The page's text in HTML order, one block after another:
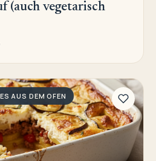
(auch vegetarisch
AUS DEM OFEN